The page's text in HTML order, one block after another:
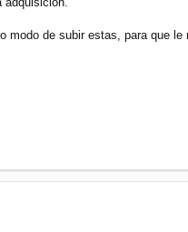
de subir estas, para que le